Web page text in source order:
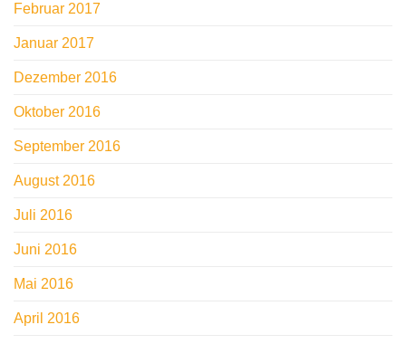
Februar 2017
Januar 2017
Dezember 2016
Oktober 2016
September 2016
August 2016
Juli 2016
Juni 2016
Mai 2016
April 2016